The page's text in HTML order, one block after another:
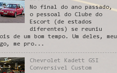
No final do ano passado,
o pessoal do Clube do
Escort (de estados
diferentes) se reuniu
de um bom tempo. Um deles, meu
me pro...
Chevrolet Kadett GSI
Conversível Custom